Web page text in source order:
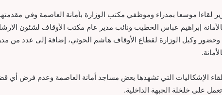
لقاءا موسعا بمدراء وموظفي مكتب الوزارة بأمانة العاصمة وفي
إبراهيم عباس الخطيب ونائب مدير عام مكتب الأوقاف لشئون
وحضور وكيل الوزارة لقطاع الأوقاف هاشم الحوثي، إضافة إلى عدد من
الإشكاليات التي تشهدها بعض مساجد أمانة العاصمة وعدم فرض أي
على خلخلة الجبهة الداخلية.